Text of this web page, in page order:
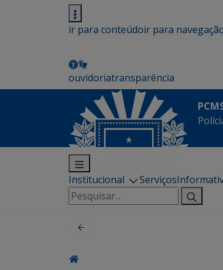
ir para conteúdoir para
ouvidoriatransparência
Institucional Serviços
Pesquisar
por: